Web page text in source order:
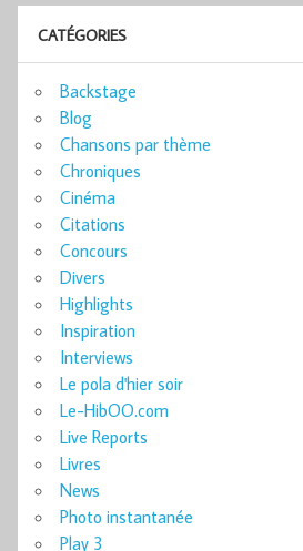
CATÉGORIES
Backstage
Blog
Chansons par thème
Chroniques
Cinéma
Citations
Concours
Divers
Highlights
Inspiration
Interviews
Le pola d'hier soir
Le-HibOO.com
Live Reports
Livres
News
Photo instantanée
Play 3